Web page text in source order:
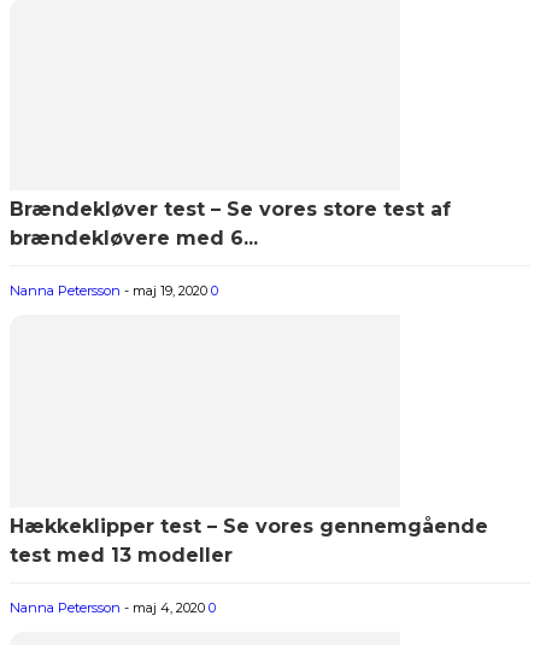
Brændekløver test – Se vores store test af
brændekløvere med 6...
Nanna Petersson - maj 19, 2020 0
Hækkeklipper test – Se vores gennemgående
test med 13 modeller
Nanna Petersson - maj 4, 2020 0